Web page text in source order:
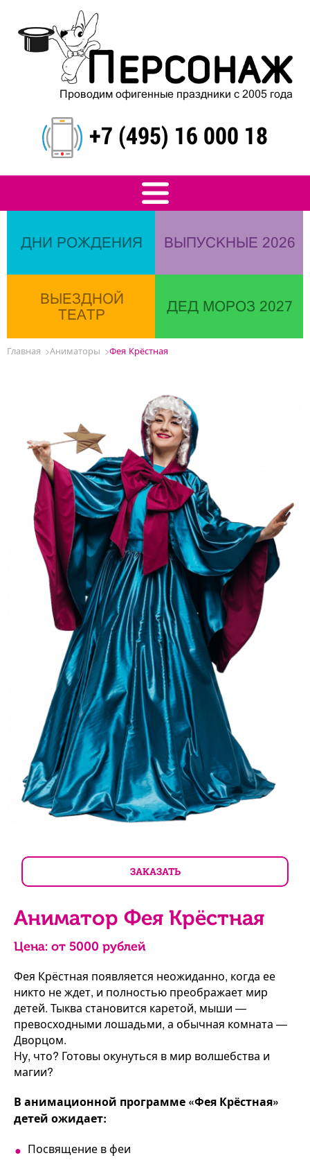
Проводим офигенные праздники с 2005 года
+7 (495) 16 000 18
ДНИ РОЖДЕНИЯ ВЫПУСКНЫЕ 2026
ВЫЕЗДНОЙ
ТЕАТР
ДЕД МОРОЗ 2027
Главная Аниматоры Фея Крёстная
ЗАКАЗАТЬ
Аниматор Фея Крёстная
Цена: от 5000 рублей
Фея Крёстная появляется неожиданно, когда ее
никто не ждет, и полностью преображает мир
детей. Тыква становится каретой, мыши —
превосходными лошадьми, а обычная комната —
Дворцом.
Ну, что? Готовы окунуться в мир волшебства и
магии?
В анимационной программе «Фея Крёстная»
детей ожидает:
Посвящение в феи